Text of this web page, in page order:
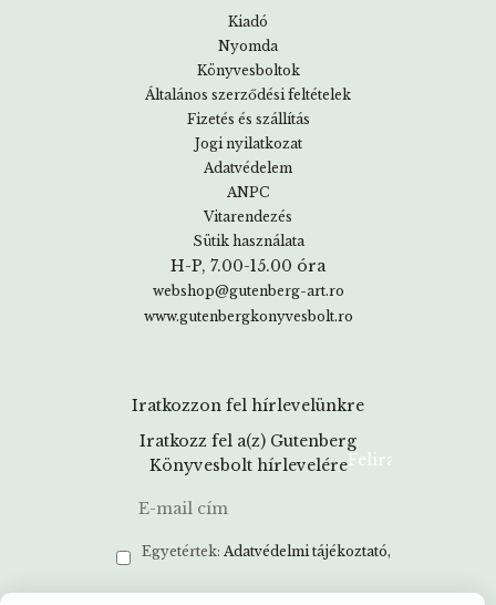
Kiadó
Nyomda
Könyvesboltok
Általános szerződési feltételek
Fizetés és szállítás
Jogi nyilatkozat
Adatvédelem
ANPC
Vitarendezés
Sütik használata
H-P, 7.00-15.00 óra
webshop@gutenberg-art.ro
www.gutenbergkonyvesbolt.ro
Iratkozzon fel hírlevelünkre
Iratkozz fel a(z) Gutenberg
Könyvesbolt hírlevelére
Egyetértek: Adatvédelmi tájékoztató